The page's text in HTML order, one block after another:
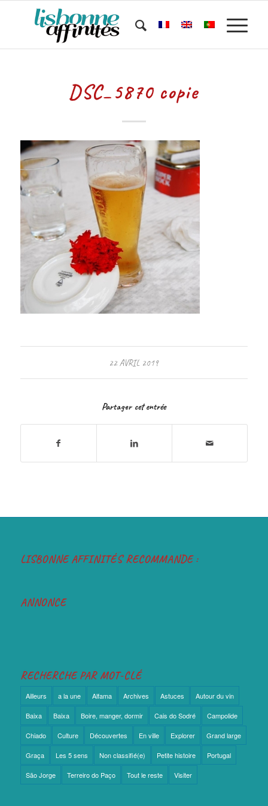
DSC_5870 copie
22 AVRIL 2019
Partager cet entrée
LISBONNE AFFINITÉS RECOMMANDE :
ANNONCE
RECHERCHE PAR MOT-CLÉ
Ailleurs a la une Alfama Archives Astuces Autour du vin
Baixa Baixa Boire, manger, dormir Cais do Sodré Campolide
Chiado Culture Découvertes En ville Explorer Grand large
Graça Les 5 sens Non classifié(e) Petite histoire Portugal
São Jorge Terreiro do Paço Tout le reste Visiter